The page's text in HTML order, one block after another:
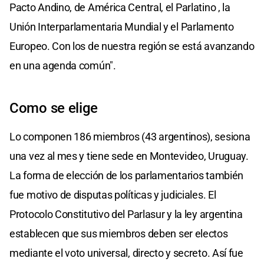
Pacto Andino, de América Central, el Parlatino , la
Unión Interparlamentaria Mundial y el Parlamento
Europeo. Con los de nuestra región se está avanzando
en una agenda común".
Como se elige
Lo componen 186 miembros (43 argentinos), sesiona
una vez al mes y tiene sede en Montevideo, Uruguay.
La forma de elección de los parlamentarios también
fue motivo de disputas políticas y judiciales. El
Protocolo Constitutivo del Parlasur y la ley argentina
establecen que sus miembros deben ser electos
mediante el voto universal, directo y secreto. Así fue